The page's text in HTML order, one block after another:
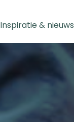
Inspiratie & nieuws